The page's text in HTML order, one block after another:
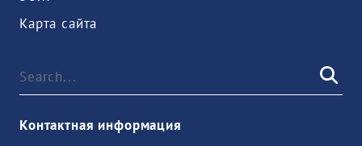
Карта сайта
Контактная информация